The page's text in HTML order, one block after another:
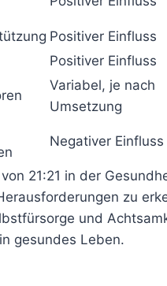
Positiver Einfluss
Positiver Einfluss
Variabel, je nach
Umsetzung
Negativer Einfluss
21:21 in der
zu
und
gesundes Leben.